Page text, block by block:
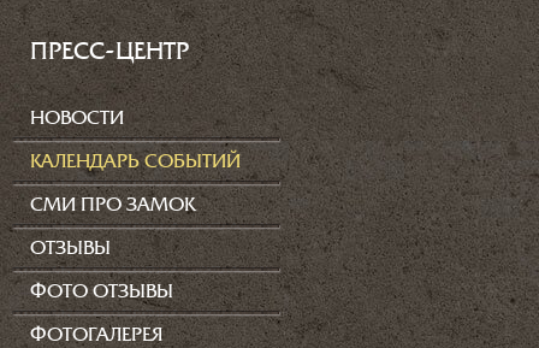
ПРЕСС-ЦЕНТР
НОВОСТИ
КАЛЕНДАРЬ СОБЫТИЙ
СМИ ПРО ЗАМОК
ОТЗЫВЫ
ФОТО ОТЗЫВЫ
ФОТОГАЛЕРЕЯ